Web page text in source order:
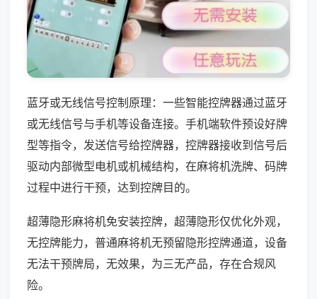
蓝牙或无线信号控制原理：一些智能控牌器通过蓝牙
或无线信号与手机等设备连接。手机端软件预设好牌
型等指令，发送信号给控牌器，控牌器接收到信号后
驱动内部微型电机或机械结构，在麻将机洗牌、码牌
过程中进行干预，达到控牌目的。
超薄隐形麻将机免安装控牌，超薄隐形仅优化外观，
无控牌能力，普通麻将机无预留隐形控牌通道，设备
无法干预牌局，无效果，为三无产品，存在合规风
险。